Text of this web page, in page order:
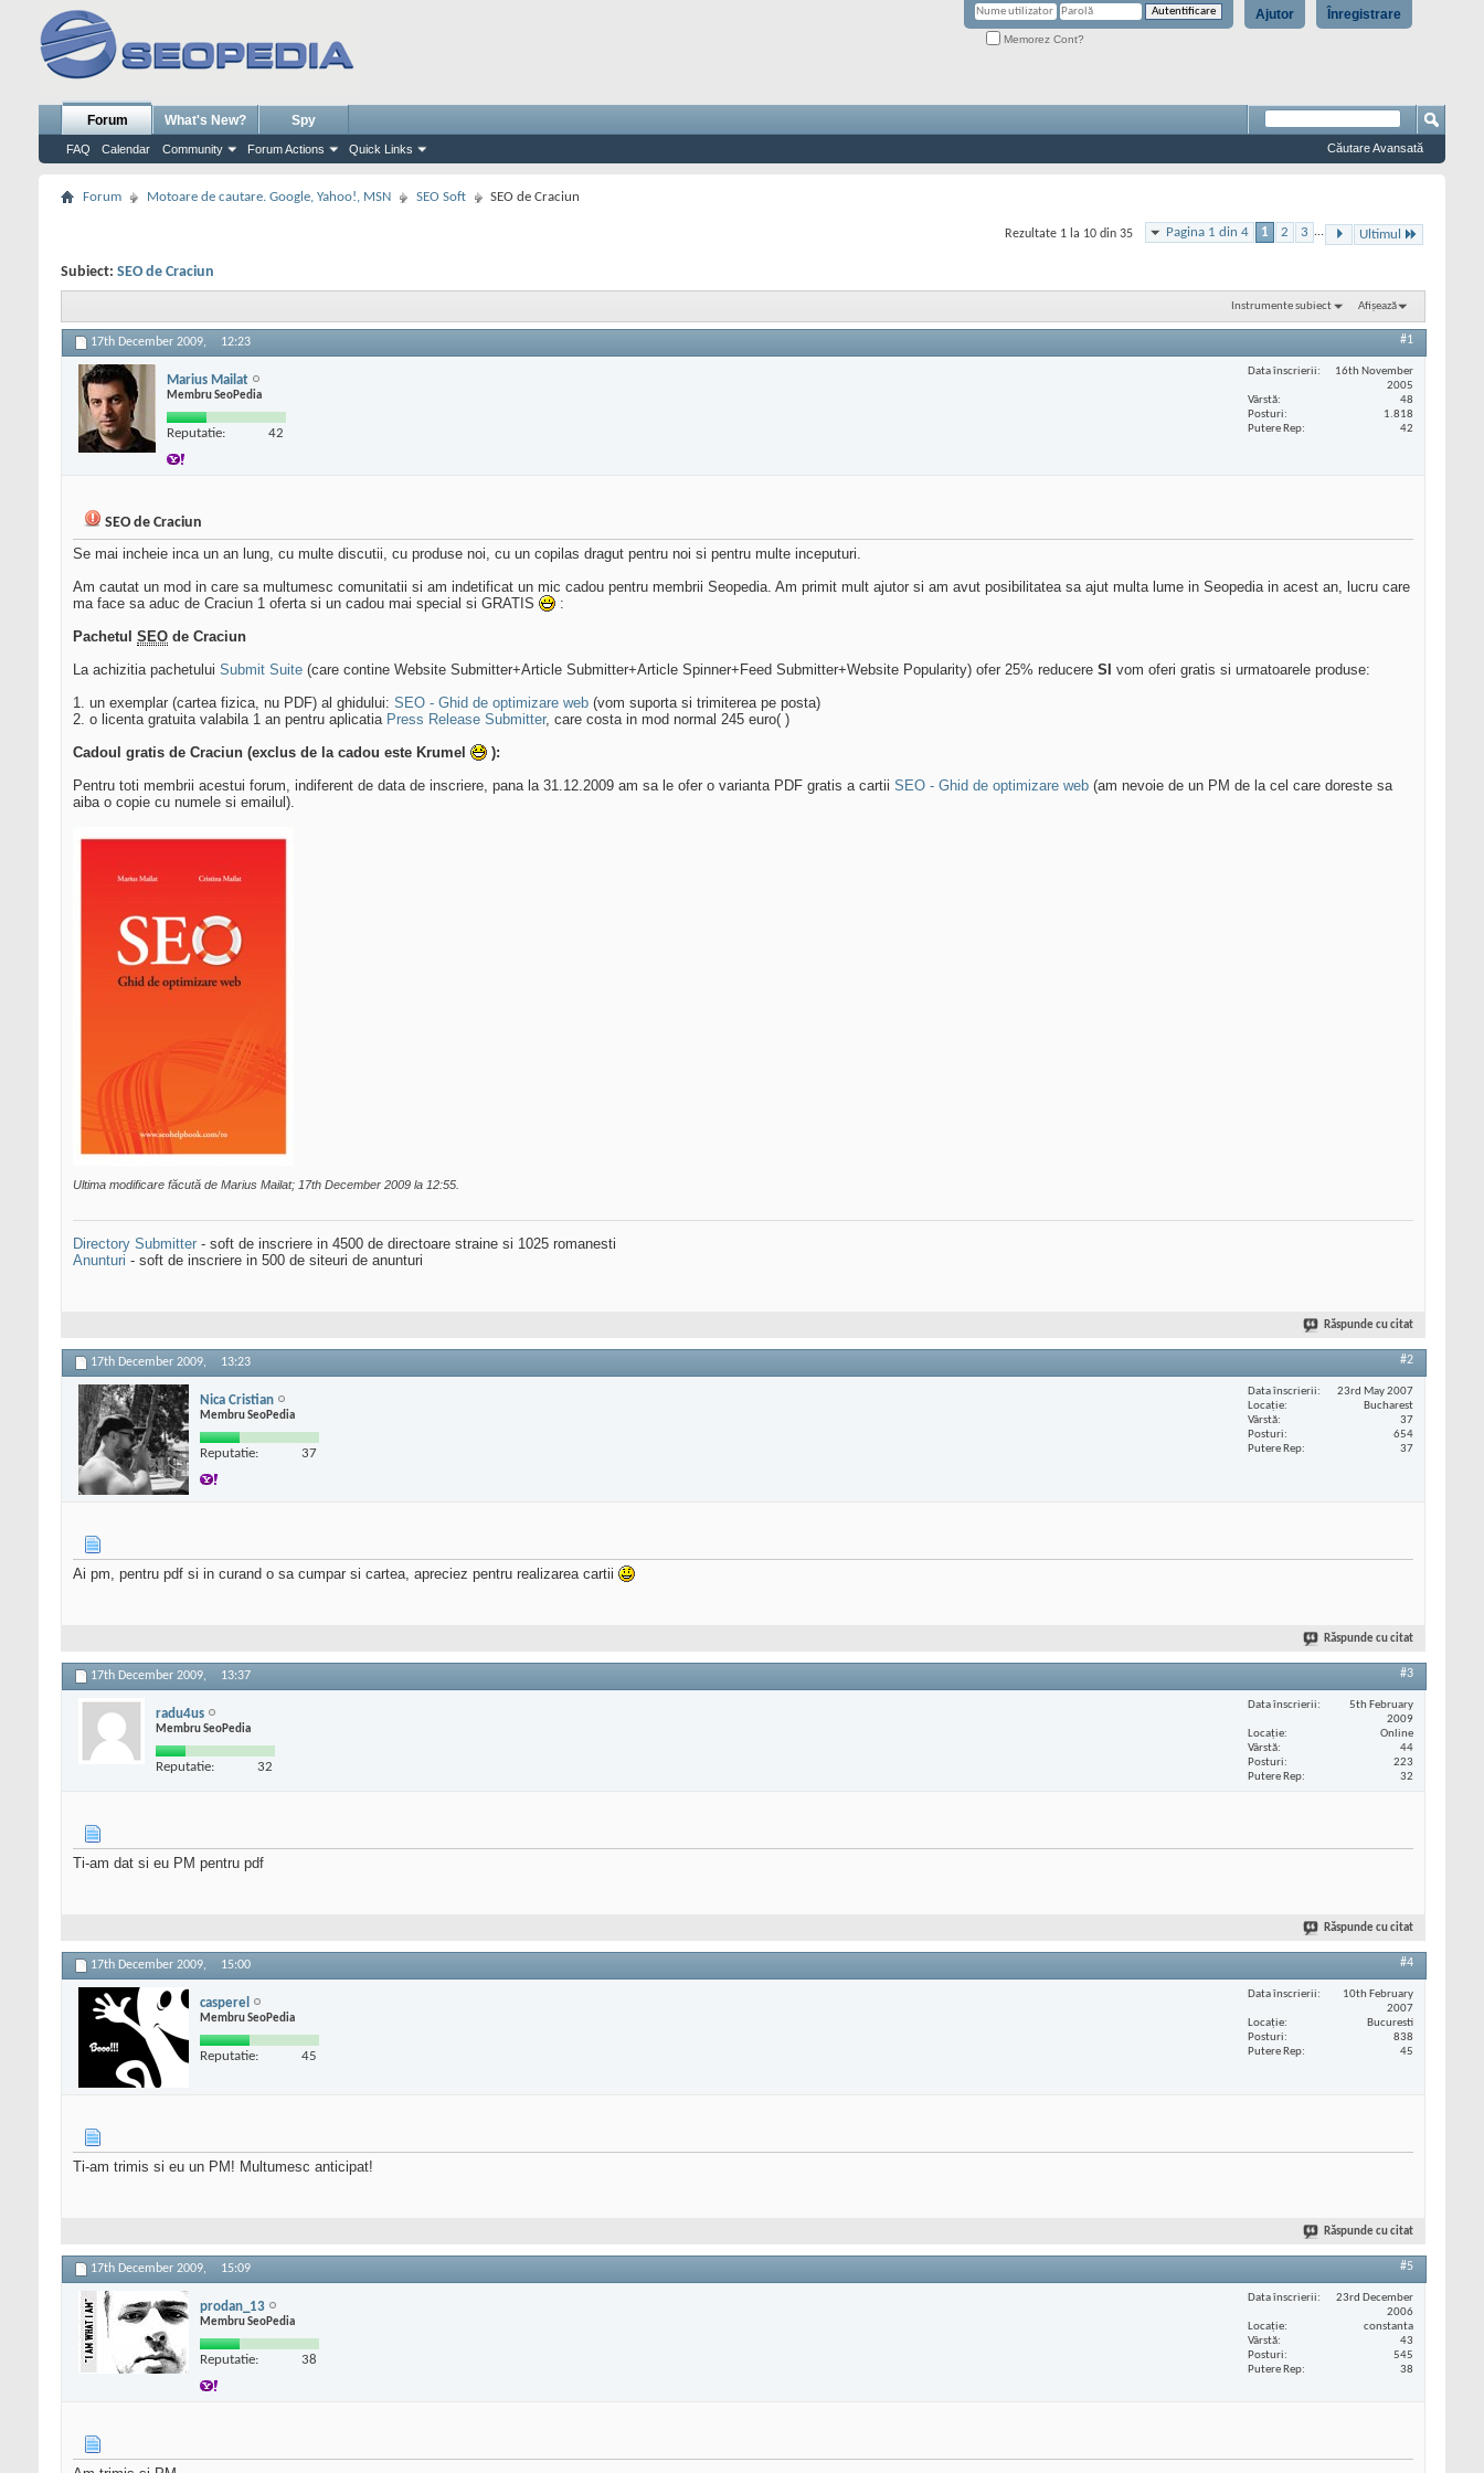
Înregistrare
Ajutor
Memorez Cont?
Forum
FAQ Calendar Community Forum Actions Quick Links
What's New? Spy
Căutare Avansată
Forum Motoare de cautare. Google, Yahoo!, MSN SEO Soft SEO de Craciun
Pagina 1 din 4 1 2 3 ... Ultimul
Rezultate 1 la 10 din 35
Subiect: SEO de Craciun
Instrumente subiect Afișează
17th December 2009, 12:23 #1
Marius Mailat
Membru SeoPedia
Reputatie: 42
Data înscrierii
16th November
2005
Vârstă
48
Posturi
1.818
Putere Rep
42
SEO de Craciun
Se mai incheie inca un an lung, cu multe discutii, cu produse noi, cu un copilas dragut pentru noi si pentru multe inceputuri.
Am cautat un mod in care sa multumesc comunitatii si am indetificat un mic cadou pentru membrii Seopedia. Am primit mult ajutor si am avut posibilitatea sa ajut multa lume in Seopedia in acest an, lucru care
ma face sa aduc de Craciun 1 oferta si un cadou mai special si GRATIS
:
Pachetul SEO de Craciun
La achizitia pachetului Submit Suite (care contine Website Submitter+Article Submitter+Article Spinner+Feed Submitter+Website Popularity) ofer 25% reducere SI vom oferi gratis si urmatoarele produse:
1. un exemplar (cartea fizica, nu PDF) al ghidului: SEO - Ghid de optimizare web (vom suporta si trimiterea pe posta)
2. o licenta gratuita valabila 1 an pentru aplicatia Press Release Submitter, care costa in mod normal 245 euro( )
Cadoul gratis de Craciun (exclus de la cadou este Krumel
):
Pentru toti membrii acestui forum, indiferent de data de inscriere, pana la 31.12.2009 am sa le ofer o varianta PDF gratis a cartii SEO - Ghid de optimizare web (am nevoie de un PM de la cel care doreste sa
aiba o copie cu numele si emailul).
Ultima modificare făcută de Marius Mailat; 17th December 2009 la 12:55
Directory Submitter - soft de inscriere in 4500 de directoare straine si 1025 romanesti
Anunturi - soft de inscriere in 500 de siteuri de anunturi
Răspunde cu citat
17th December 2009, 13:23 #2
Nica Cristian
Membru SeoPedia
Reputatie: 37
Data înscrierii
23rd May 2007
Locaţie
Bucharest
Vârstă
37
Posturi
654
Putere Rep
37
Ai pm, pentru pdf si in curand o sa cumpar si cartea, apreciez pentru realizarea cartii
Răspunde cu citat
17th December 2009, 13:37 #3
radu4us
Membru SeoPedia
Reputatie: 32
Data înscrierii
5th February
2009
Locaţie
Online
Vârstă
44
Posturi
223
Putere Rep
32
Ti-am dat si eu PM pentru pdf
Răspunde cu citat
17th December 2009, 15:00 #4
casperel
Membru SeoPedia
Reputatie: 45
Data înscrierii
10th February
2007
Locaţie
Bucuresti
Posturi
838
Putere Rep
45
Ti-am trimis si eu un PM! Multumesc anticipat!
Răspunde cu citat
17th December 2009, 15:09 #5
prodan_13
Membru SeoPedia
Reputatie: 38
Data înscrierii
23rd December
2006
Locaţie
constanta
Vârstă
43
Posturi
545
Putere Rep
38